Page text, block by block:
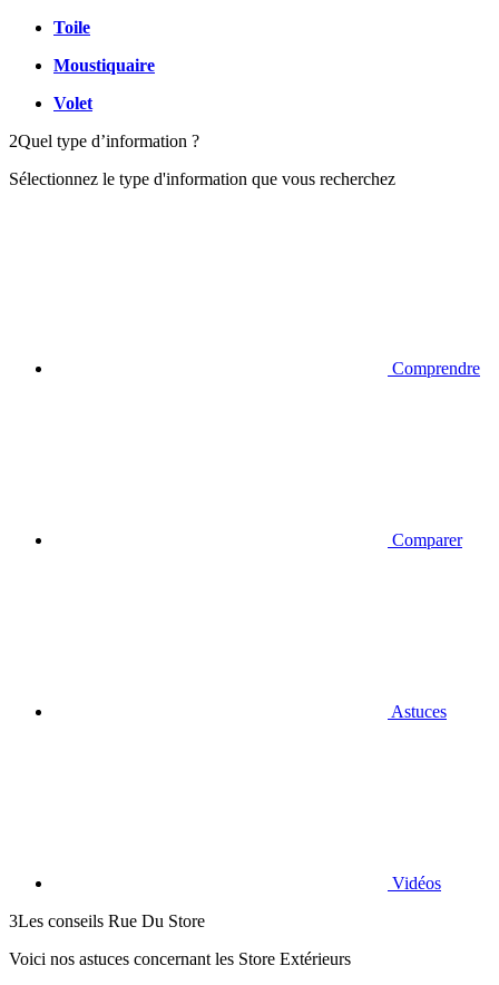
Toile
Moustiquaire
Volet
2Quel type d’information ?
Sélectionnez le type d'information que vous recherchez
Comprendre
Comparer
Astuces
Vidéos
3Les conseils Rue Du Store
Voici nos astuces concernant les Store Extérieurs